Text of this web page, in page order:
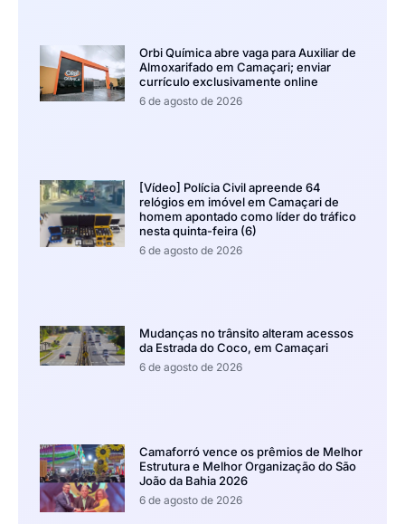
Orbi Química abre vaga para Auxiliar de
Almoxarifado em Camaçari; enviar
currículo exclusivamente online
6 de agosto de 2026
[Vídeo] Polícia Civil apreende 64
relógios em imóvel em Camaçari de
homem apontado como líder do tráfico
nesta quinta-feira (6)
6 de agosto de 2026
Mudanças no trânsito alteram acessos
da Estrada do Coco, em Camaçari
6 de agosto de 2026
Camaforró vence os prêmios de Melhor
Estrutura e Melhor Organização do São
João da Bahia 2026
6 de agosto de 2026